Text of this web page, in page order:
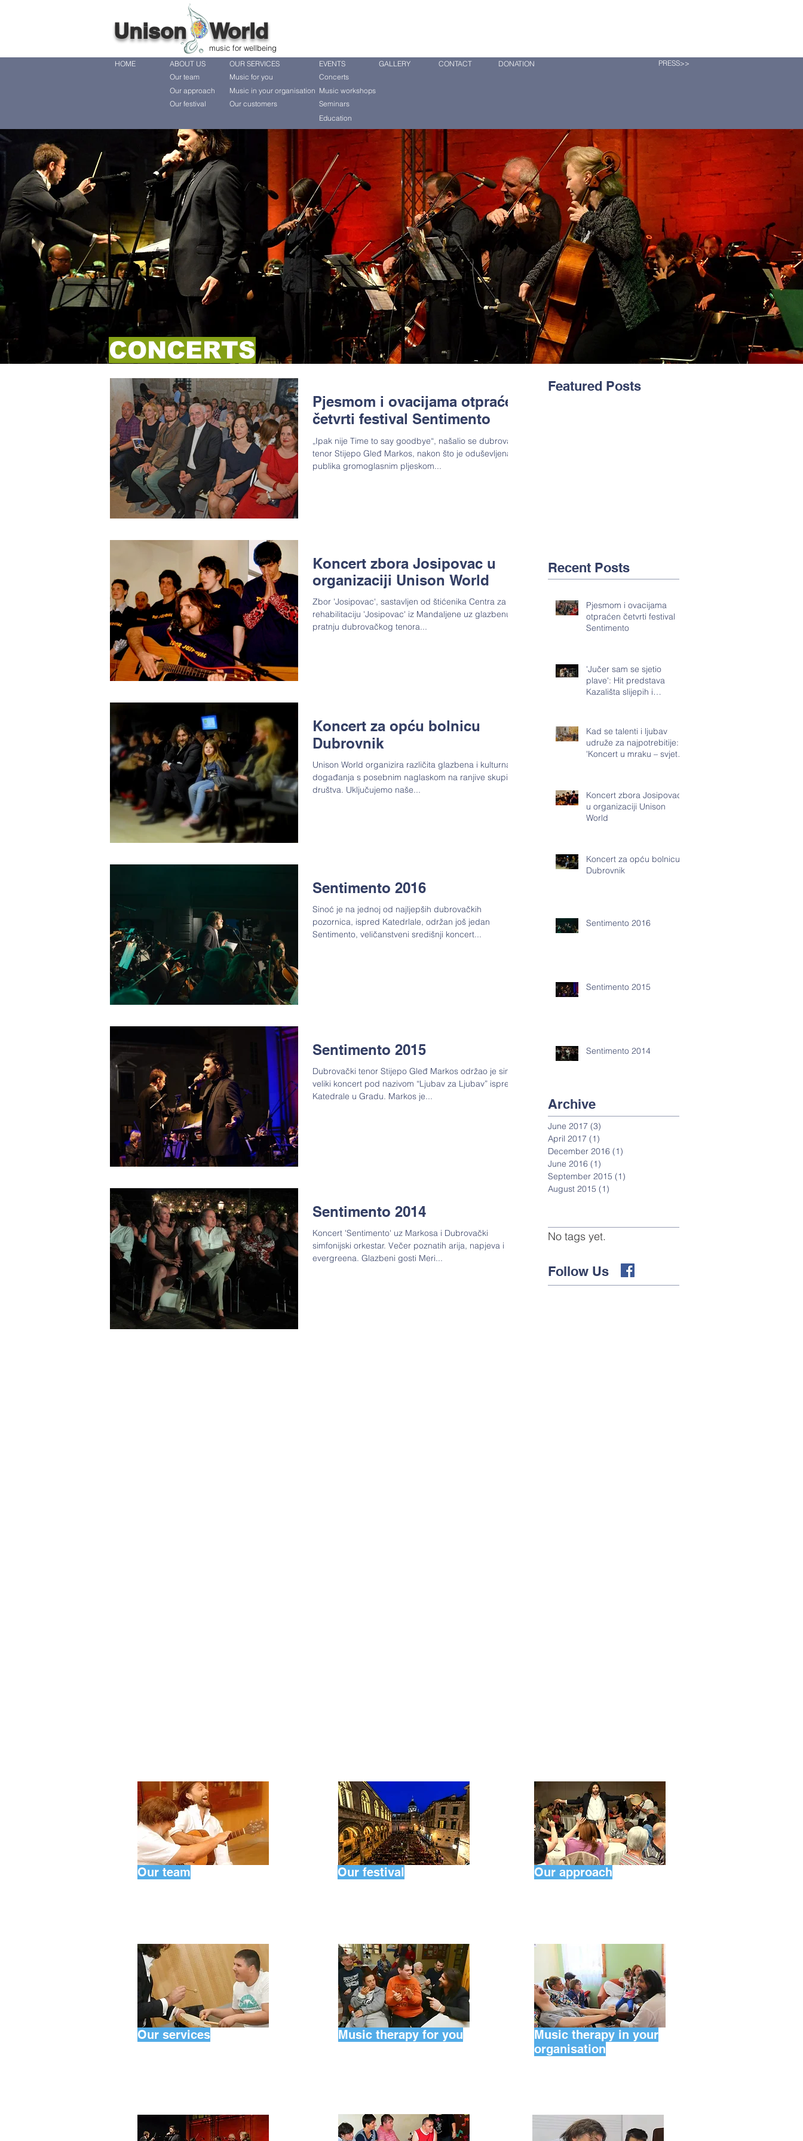
music for wellbeing
Unison World
HOME
ABOUT US
Our team
Our approach
Our festival
OUR SERVICES
Music for you
Music in your organisation
Our customers
EVENTS
Concerts
Music workshops
Seminars
Education
GALLERY CONTACT DONATION
CONCERTS
Pjesmom i ovacijama otpraćen
četvrti festival Sentimento
„Ipak nije Time to say goodbye“, našalio se dubrovački
tenor Stijepo Gleđ Markos, nakon što je oduševljena
publika gromoglasnim pljeskom...
Koncert zbora Josipovac u
organizaciji Unison World
Zbor 'Josipovac', sastavljen od štićenika Centra za
rehabilitaciju 'Josipovac' iz Mandaljene uz glazbenu
pratnju dubrovačkog tenora...
Koncert za opću bolnicu
Dubrovnik
Unison World organizira različita glazbena i kulturna
događanja s posebnim naglaskom na ranjive skupine
društva. Uključujemo naše...
Sentimento 2016
Sinoć je na jednoj od najljepših dubrovačkih
pozornica, ispred Katedrlale, održan još jedan
Sentimento, veličanstveni središnji koncert...
Sentimento 2015
Dubrovački tenor Stijepo Gleđ Markos održao je sinoć
veliki koncert pod nazivom “Ljubav za Ljubav” ispred
Katedrale u Gradu. Markos je...
Sentimento 2014
Koncert 'Sentimento' uz Markosa i Dubrovački
simfonijski orkestar. Večer poznatih arija, napjeva i
evergreena. Glazbeni gosti Meri...
Featured Posts
Recent Posts
Pjesmom i ovacijama
otpraćen četvrti festival
Sentimento
'Jučer sam se sjetio
plave': Hit predstava
Kazališta slijepih i
Kad se talenti i ljubav
udruže za najpotrebitije:
'Koncert u mraku – svjetlo
Koncert zbora Josipovac
u organizaciji Unison
World
Koncert za opću bolnicu
Dubrovnik
Sentimento 2016
Sentimento 2015
Sentimento 2014
Archive
June 2017 (3)
April 2017 (1)
December 2016 (1)
June 2016 (1)
September 2015 (1)
August 2015 (1)
No tags yet.
Follow Us
PRESS>>
Our team
Our services
Our festival
Music therapy for you
Our approach
Music therapy in your
organisation